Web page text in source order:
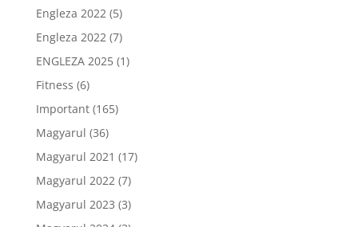
Engleza 2022 (5)
Engleza 2022 (7)
ENGLEZA 2025(1)
Fitness (6)
Important(165)
Magyarul (36)
Magyarul 2021 (17)
Magyarul 2022 (7)
Magyarul 2023 (3)